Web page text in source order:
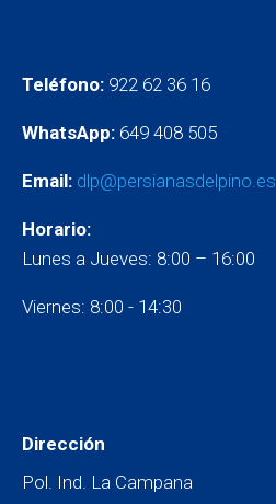
Teléfono: 922 62 36 16
WhatsApp: 649 408 505
Email: dlp@persianasdelpino.es
Horario:
Lunes a Jueves: 8:00 – 16:00
Viernes: 8:00 - 14:30
Dirección
Pol. Ind. La Campana